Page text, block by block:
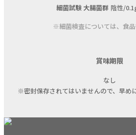
細菌試験 大腸菌群 陰性/
※細菌検査については、食品
賞味期限
なし
※密封保存されてはいませんので、早め